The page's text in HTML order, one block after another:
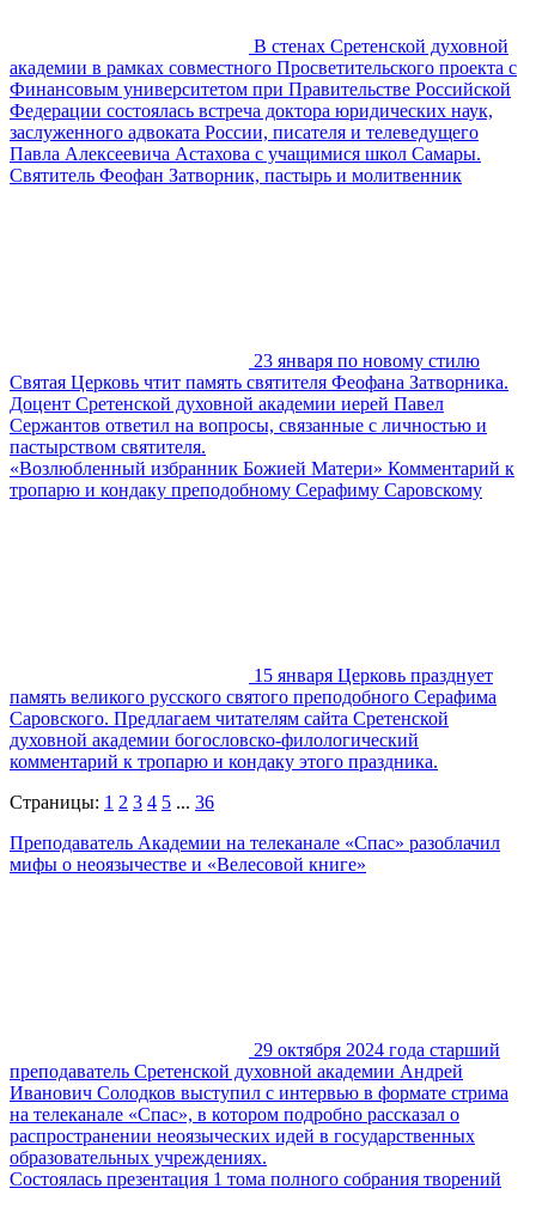
В стенах Сретенской духовной
академии в рамках совместного Просветительского проекта с
Финансовым университетом при Правительстве Российской
Федерации состоялась встреча доктора юридических наук,
заслуженного адвоката России, писателя и телеведущего
Павла Алексеевича Астахова с учащимися школ Самары.
Святитель Феофан Затворник, пастырь и молитвенник
23 января по новому стилю
Святая Церковь чтит память святителя Феофана Затворника.
Доцент Сретенской духовной академии иерей Павел
Сержантов ответил на вопросы, связанные с личностью и
пастырством святителя.
«Возлюбленный избранник Божией Матери» Комментарий к
тропарю и кондаку преподобному Серафиму Саровскому
15 января Церковь празднует
память великого русского святого преподобного Серафима
Саровского. Предлагаем читателям сайта Сретенской
духовной академии богословско-филологический
комментарий к тропарю и кондаку этого праздника.
Страницы: 1 2 3 4 5 ... 36
Преподаватель Академии на телеканале «Спас» разоблачил
мифы о неоязычестве и «Велесовой книге»
29 октября 2024 года старший
преподаватель Сретенской духовной академии Андрей
Иванович Солодков выступил с интервью в формате стрима
на телеканале «Спас», в котором подробно рассказал о
распространении неоязыческих идей в государственных
образовательных учреждениях.
Состоялась презентация 1 тома полного собрания творений